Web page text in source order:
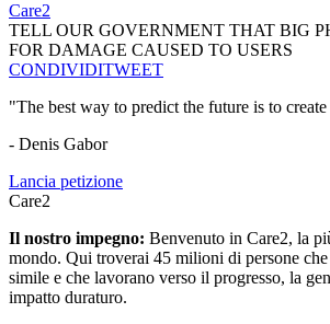
Care2
TELL OUR GOVERNMENT THAT BIG
FOR DAMAGE CAUSED TO USERS
CONDIVIDITWEET
"The best way to predict the future is to
- Denis Gabor
Lancia petizione
Care2
Il nostro impegno: Benvenuto in Care2, la
mondo. Qui troverai 45 milioni di persone
simile e che lavorano verso il progresso, la
impatto duraturo.